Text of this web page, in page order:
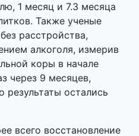
1 месяц и 7.3 месяца
Также ученые
расстройства,
алкоголя, измерив
коры в начале
через 9 месяцев,
результаты остались
всего восстановление